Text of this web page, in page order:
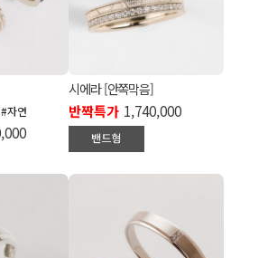
자연
시에라 [안쪽막음]
반짝특가 1,740,000